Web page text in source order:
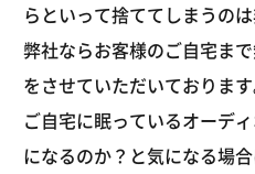
らといって捨ててしまうの
弊社ならお客様のご自宅ま
をさせていただいております
ご自宅に眠っているオーデ
になるのか？と気になる場